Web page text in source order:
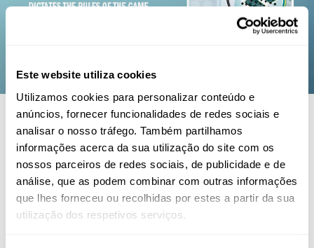
Este website utiliza cookies
Utilizamos cookies para personalizar conteúdo e
anúncios, fornecer funcionalidades de redes sociais e
analisar o nosso tráfego. Também partilhamos
informações acerca da sua utilização do site com os
nossos parceiros de redes sociais, de publicidade e de
análise, que as podem combinar com outras informações
que lhes forneceu ou recolhidas por estes a partir da sua
utilização dos respetivos serviços.
RAQUETE DE PADEL
ADIDAS CROSS IT PRO
EDT 2026 MARTITA
ORTEGA
A raquete de padel adidas Cross It Pro EDT 2026 Martita